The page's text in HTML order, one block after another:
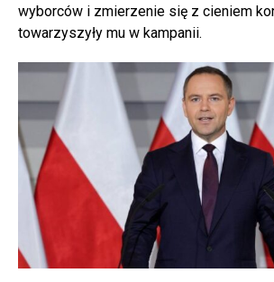
wyborców i zmierzenie się z cieniem
towarzyszyły mu w kampanii.